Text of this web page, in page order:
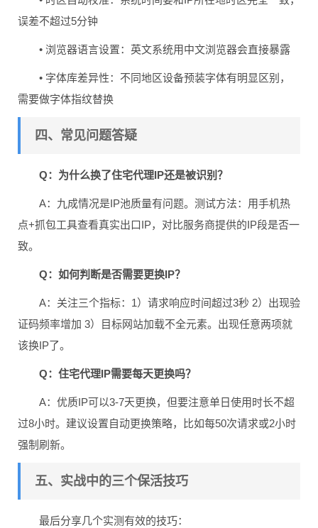
误差不超过5分钟
• 浏览器语言设置：英文系统用中文浏览器会直接暴露
• 字体库差异性：不同地区设备预装字体有明显区别，
需要做字体指纹替换
四、常见问题答疑
Q：为什么换了住宅代理IP还是被识别？
A：九成情况是IP池质量有问题。测试方法：用手机热
点+抓包工具查看真实出口IP，对比服务商提供的IP段是否一
致。
Q：如何判断是否需要更换IP？
A：关注三个指标：1）请求响应时间超过3秒 2）出现验
证码频率增加 3）目标网站加载不全元素。出现任意两项就
该换IP了。
Q：住宅代理IP需要每天更换吗？
A：优质IP可以3-7天更换，但要注意单日使用时长不超
过8小时。建议设置自动更换策略，比如每50次请求或2小时
强制刷新。
五、实战中的三个保活技巧
最后分享几个实测有效的技巧：